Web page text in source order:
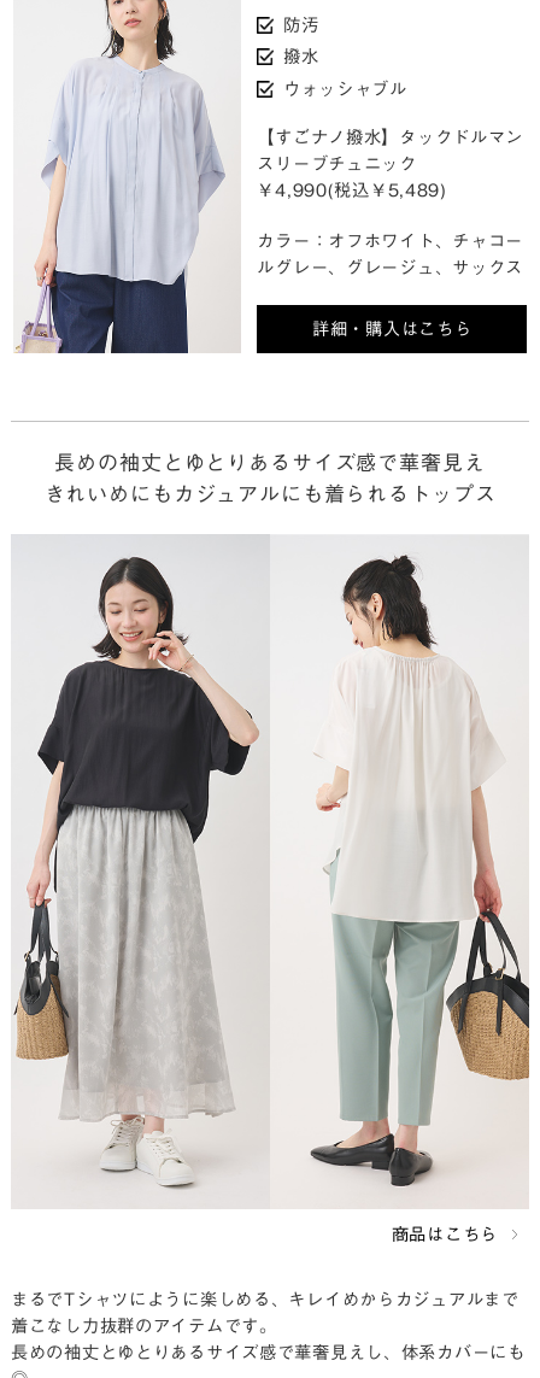
防汚
撥水
ウォッシャブル
【すごナノ撥水】タックドルマン
スリーブチュニック
￥4,990(税込￥5,489)
カラー：オフホワイト、チャコー
ルグレー、グレージュ、サックス
詳細・購入はこちら
長めの袖丈とゆとりあるサイズ感で華奢見え
きれいめにもカジュアルにも着られるトップス
商品はこちら
まるでTシャツにように楽しめる、キレイめからカジュアルまで
着こなし力抜群のアイテムです。
長めの袖丈とゆとりあるサイズ感で華奢見えし、体系カバーにも